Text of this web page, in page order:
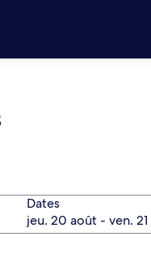
Dates